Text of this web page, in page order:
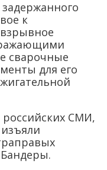
к
сварочные
для его
СМИ,